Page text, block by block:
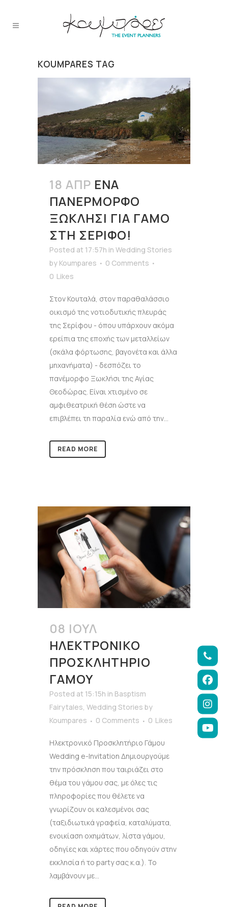
KOUMPARES TAG
18 ΑΠΡ ΈΝΑ
ΠΑΝΈΡΜΟΡΦΟ
ΞΩΚΛΉΣΙ ΓΙΑ ΓΆΜΟ
ΣΤΗ ΣΈΡΙΦΟ!
Posted at 17:57h in Wedding Stories
by Koumpares
0 Comments
0 Likes
Στον Κουταλά, στον παραθαλάσσιο
οικισμό της νοτιοδυτικής πλευράς
της Σερίφου - όπου υπάρχουν ακόμα
ερείπια της εποχής των μεταλλείων
(σκάλα φόρτωσης, βαγονέτα και άλλα
μηχανήματα) - δεσπόζει το
πανέμορφο Ξωκλήσι της Αγίας
Θεοδώρας. Είναι χτισμένο σε
αμφιθεατρική θέση ώστε να
επιβλέπει τη παραλία ενώ από την...
READ MORE
08 ΙΟΎΛ
ΗΛΕΚΤΡΟΝΙΚΌ
ΠΡΟΣΚΛΗΤΉΡΙΟ
ΓΆΜΟΥ
Posted at 15:15h in Basptism
Fairytales, Wedding Stories by
Koumpares
0 Comments 0 Likes
Ηλεκτρονικό Προσκλητήριο Γάμου
Wedding e-Invitation Δημιουργούμε
την πρόσκληση που ταιριάζει στο
θέμα του γάμου σας, με όλες τις
πληροφορίες που θέλετε να
γνωρίζουν οι καλεσμένοι σας
(ταξιδιωτικά γραφεία, καταλύματα,
ενοικίαση οχημάτων, λίστα γάμου,
οδηγίες και χάρτες που οδηγούν στην
εκκλησία ή το party σας κ.α.). Το
λαμβάνουν με...